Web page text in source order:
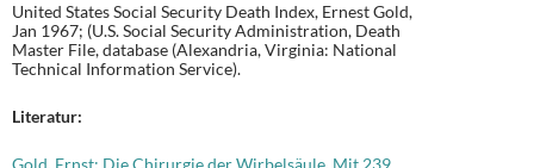
United States Social Security Death Index, Ernest Gold,
Jan 1967; (U.S. Social Security Administration, Death
Master File, database (Alexandria, Virginia: National
Technical Information Service).
Literatur: